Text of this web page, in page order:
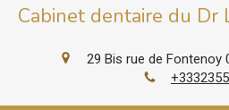
Cabinet dentaire du Dr
29 Bis rue de Fontenoy